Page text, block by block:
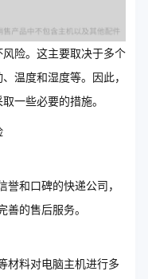
险。这主要取决于多个
温度和湿度等。因此，
一些必要的措施。
和口碑的快递公司，
的售后服务。
材料对电脑主机进行多